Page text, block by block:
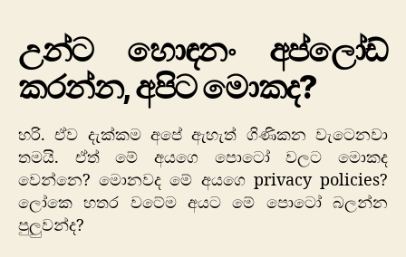
උන්ට හොඳනං අප්ලෝඩ්
කරන්න, අපිට මොකද?
හරි. ඒව දැක්කම අපේ ඇහැත් ගිණිකන වැටෙනවා
තමයි. ඒත් මේ අයගෙ පොටෝ වලට මොකද
වෙන්නෙ? මොනවද මේ අයගෙ privacy policies?
ලෝකෙ හතර වටේම අයට මේ පොටෝ බලන්න
පුලුවන්ද?